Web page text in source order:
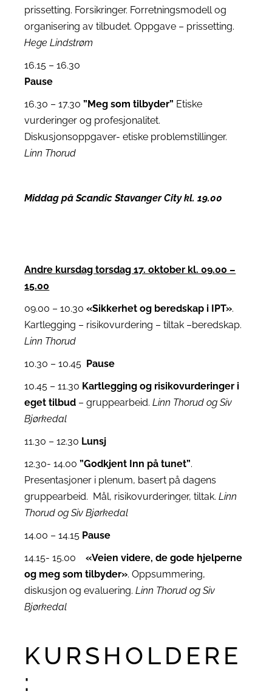
prissetting. Forsikringer. Forretningsmodell og
organisering av tilbudet. Oppgave – prissetting.
Hege Lindstrøm
16.15 – 16.30
Pause
16.30 – 17.30”Meg som tilbyder” Etiske
vurderinger og profesjonalitet.
Diskusjonsoppgaver- etiske problemstillinger.
Linn Thorud
Middag på Scandic Stavanger City kl. 19.00
Andre kursdag torsdag 17. oktober kl. 09.00 –
15.00
09.00 – 10.30«Sikkerhet og beredskap i IPT».
Kartlegging – risikovurdering – tiltak –beredskap.
Linn Thorud
10.30 – 10.45 Pause
10.45 – 11.30 Kartlegging og risikovurderinger i
eget tilbud – gruppearbeid.Linn Thorud og Siv
Bjørkedal
11.30 – 12.30 Lunsj
12.30- 14.00”Godkjent Inn på tunet”.
Presentasjoner i plenum, basert på dagens
gruppearbeid. Mål, risikovurderinger, tiltak.Linn
Thorud og Siv Bjørkedal
14.00 – 14.15 Pause
14.15- 15.00«Veien videre, de gode hjelperne
og meg som tilbyder». Oppsummering,
diskusjon og evaluering.Linn Thorud og Siv
Bjørkedal
KURSHOLDERE
: